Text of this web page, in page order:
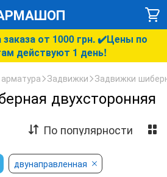
от 1000 грн. ✔️Цены по
действуют 1 день!
Задвижки Задвижки
двухсторонняя
По популярности
двунаправленная